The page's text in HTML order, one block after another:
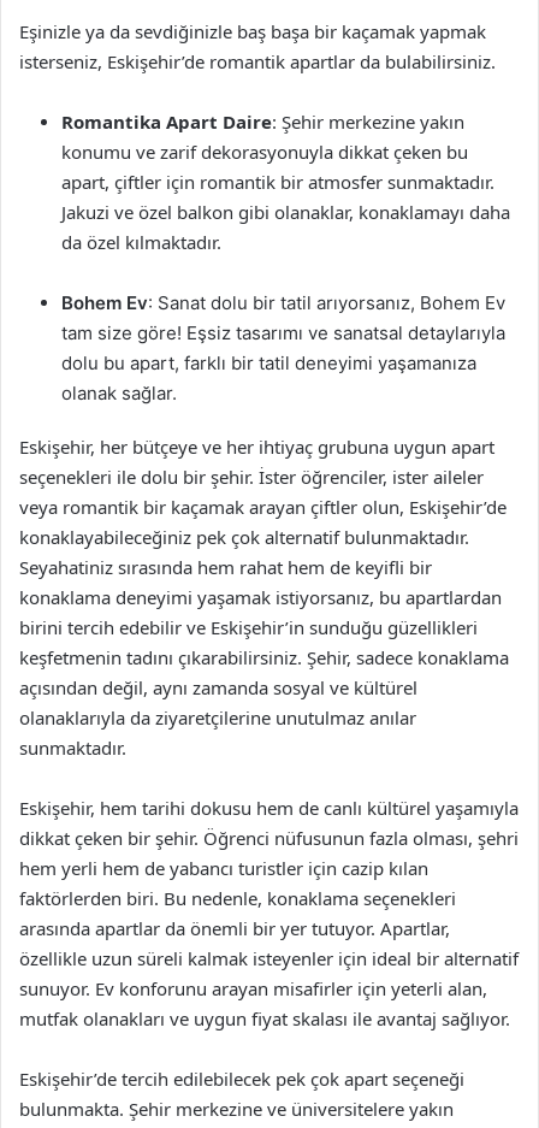
Eşinizle ya da sevdiğinizle baş başa bir kaçamak yapmak
isterseniz, Eskişehir’de romantik apartlar da bulabilirsiniz.
Romantika Apart Daire: Şehir merkezine yakın
konumu ve zarif dekorasyonuyla dikkat çeken bu
apart, çiftler için romantik bir atmosfer sunmaktadır.
Jakuzi ve özel balkon gibi olanaklar, konaklamayı daha
da özel kılmaktadır.
Bohem Ev: Sanat dolu bir tatil arıyorsanız, Bohem Ev
tam size göre! Eşsiz tasarımı ve sanatsal detaylarıyla
dolu bu apart, farklı bir tatil deneyimi yaşamanıza
olanak sağlar.
Eskişehir, her bütçeye ve her ihtiyaç grubuna uygun apart
seçenekleri ile dolu bir şehir. İster öğrenciler, ister aileler
veya romantik bir kaçamak arayan çiftler olun, Eskişehir’de
konaklayabileceğiniz pek çok alternatif bulunmaktadır.
Seyahatiniz sırasında hem rahat hem de keyifli bir
konaklama deneyimi yaşamak istiyorsanız, bu apartlardan
birini tercih edebilir ve Eskişehir’in sunduğu güzellikleri
keşfetmenin tadını çıkarabilirsiniz. Şehir, sadece konaklama
açısından değil, aynı zamanda sosyal ve kültürel
olanaklarıyla da ziyaretçilerine unutulmaz anılar
sunmaktadır.
Eskişehir, hem tarihi dokusu hem de canlı kültürel yaşamıyla
dikkat çeken bir şehir. Öğrenci nüfusunun fazla olması, şehri
hem yerli hem de yabancı turistler için cazip kılan
faktörlerden biri. Bu nedenle, konaklama seçenekleri
arasında apartlar da önemli bir yer tutuyor. Apartlar,
özellikle uzun süreli kalmak isteyenler için ideal bir alternatif
sunuyor. Ev konforunu arayan misafirler için yeterli alan,
mutfak olanakları ve uygun fiyat skalası ile avantaj sağlıyor.
Eskişehir’de tercih edilebilecek pek çok apart seçeneği
bulunmakta. Şehir merkezine ve üniversitelere yakın